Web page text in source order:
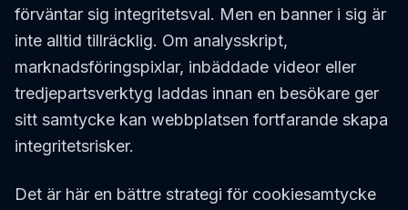
förväntar sig integritetsval. Men en banner i sig är
inte alltid tillräcklig. Om analysskript,
marknadsföringspixlar, inbäddade videor eller
tredjepartsverktyg laddas innan en besökare ger
sitt samtycke kan webbplatsen fortfarande skapa
integritetsrisker.
Det är här en bättre strategi för cookiesamtycke